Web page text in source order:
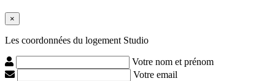
×
Les coordonnées du logement Studio
Votre nom et prénom
Votre email